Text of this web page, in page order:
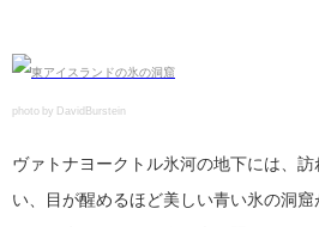
photo by DavidBurstein
ヴァトナヨークトル氷河の地下には、
い、目が醒めるほど美しい青い氷の洞